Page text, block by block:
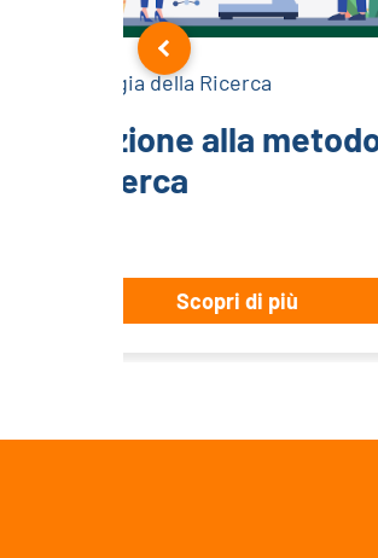
Metodologia della Ricerca
alla
ricerca
Scopri di più